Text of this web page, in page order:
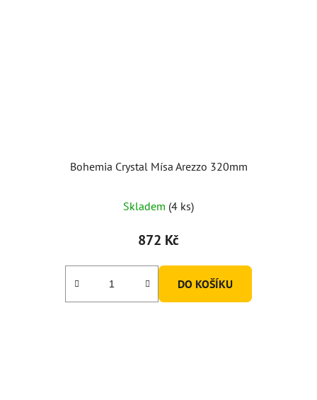
Bohemia Crystal Mísa Arezzo 320mm
hodnocení
produktu
5,0
Skladem (4 ks)
872 Kč
DO KOŠÍKU